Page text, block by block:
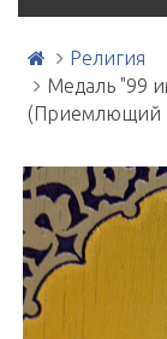
Религия
Медаль "99
(Приемлющий